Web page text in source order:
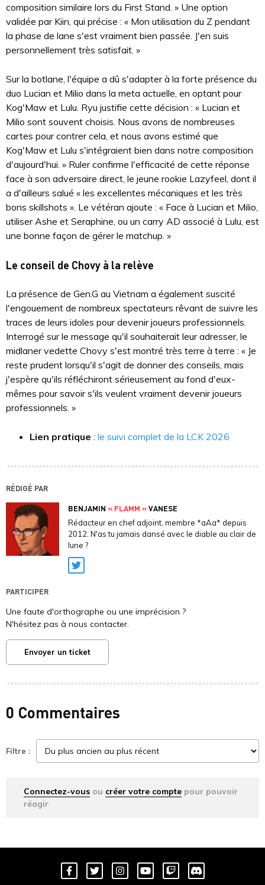
composition similaire lors du First Stand. » Une option
validée par Kiin, qui précise : « Mon utilisation du Z pendant
la phase de lane s'est vraiment bien passée. J'en suis
personnellement très satisfait. »
Sur la botlane, l'équipe a dû s'adapter à la forte présence du
duo Lucian et Milio dans la meta actuelle, en optant pour
Kog'Maw et Lulu. Ryu justifie cette décision : « Lucian et
Milio sont souvent choisis. Nous avons de nombreuses
cartes pour contrer cela, et nous avons estimé que
Kog'Maw et Lulu s'intégraient bien dans notre composition
d'aujourd'hui. » Ruler confirme l'efficacité de cette réponse
face à son adversaire direct, le jeune rookie Lazyfeel, dont il
a d'ailleurs salué « les excellentes mécaniques et les très
bons skillshots ». Le vétéran ajoute : « Face à Lucian et Milio,
utiliser Ashe et Seraphine, ou un carry AD associé à Lulu, est
une bonne façon de gérer le matchup. »
Le conseil de Chovy à la relève
La présence de Gen.G au Vietnam a également suscité
l'engouement de nombreux spectateurs rêvant de suivre les
traces de leurs idoles pour devenir joueurs professionnels.
Interrogé sur le message qu'il souhaiterait leur adresser, le
midlaner vedette Chovy s'est montré très terre à terre : « Je
reste prudent lorsqu'il s'agit de donner des conseils, mais
j'espère qu'ils réfléchiront sérieusement au fond d'eux-
mêmes pour savoir s'ils veulent vraiment devenir joueurs
professionnels. »
Lien pratique : le suivi complet de la LCK 2026
RÉDIGÉ PAR
BENJAMIN « FLAMM »VANESE
Rédacteur en chef adjoint, membre *aAa* depuis
2012. N'as tu jamais dansé avec le diable au clair de
lune ?
Twitter
PARTICIPER
Une faute d'orthographe ou une imprécision ?
N'hésitez pas à nous contacter.
Envoyer un ticket
0 Commentaires
Filtre :
Connectez-vous ou créer votre compte pour pouvoir
réagir